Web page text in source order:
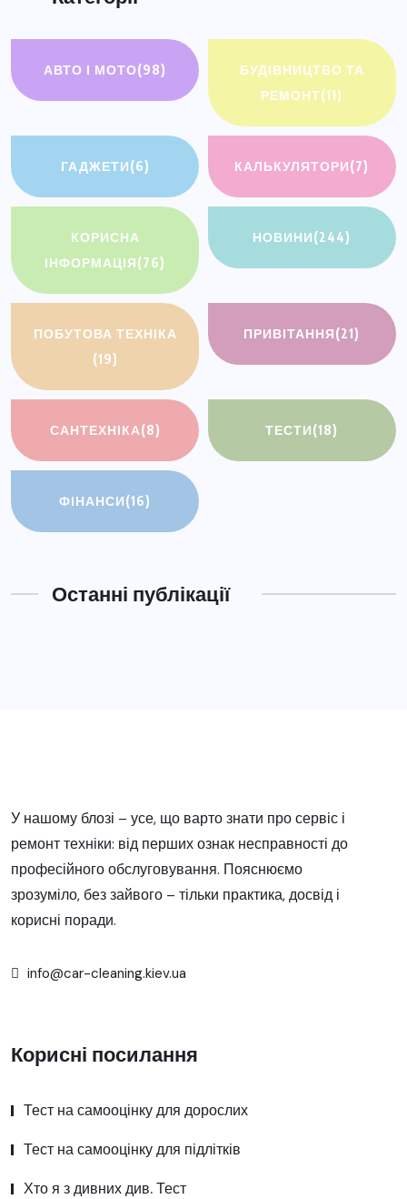
АВТО І МОТО(98)
БУДІВНИЦТВО ТА
РЕМОНТ(11)
ГАДЖЕТИ(6) КАЛЬКУЛЯТОРИ(7)
КОРИСНА
ІНФОРМАЦІЯ(76)
НОВИНИ(244)
ПОБУТОВА ТЕХНІКА
(19)
ПРИВІТАННЯ(21)
САНТЕХНІКА(8) ТЕСТИ(18)
ФІНАНСИ(16)
Останні публікації
У нашому блозі – усе, що варто знати про сервіс і
ремонт техніки: від перших ознак несправності до
професійного обслуговування. Пояснюємо
зрозуміло, без зайвого – тільки практика, досвід і
корисні поради.
info@car-cleaning.kiev.ua
Корисні посилання
Тест на самооцінку для дорослих
Тест на самооцінку для підлітків
Хто я з дивних див. Тест